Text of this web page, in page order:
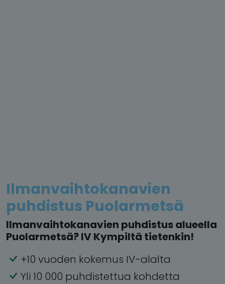
Ilmanvaihtokanavien
puhdistus Puolarmetsä
Ilmanvaihtokanavien puhdistus alueella
Puolarmetsä? IV Kympiltä tietenkin!
+10 vuoden kokemus IV-alalta
Yli 10 000 puhdistettua kohdetta